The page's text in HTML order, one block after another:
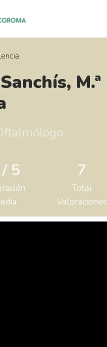
M.ª
5 7
Total
Valoraciones